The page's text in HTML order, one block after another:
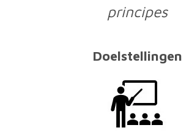
principes
Doelstellingen